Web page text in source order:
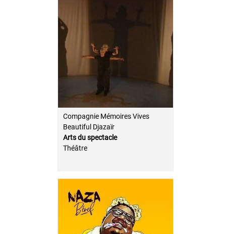
Compagnie Mémoires Vives
Beautiful Djazaïr
Arts du spectacle
Théâtre